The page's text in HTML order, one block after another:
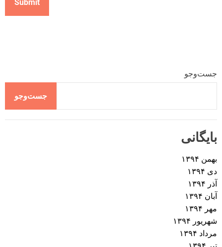
جست‌وجو
جست‌وجو
بایگانی
بهمن ۱۳۹۴
دی ۱۳۹۴
آذر ۱۳۹۴
آبان ۱۳۹۴
مهر ۱۳۹۴
شهریور ۱۳۹۴
مرداد ۱۳۹۴